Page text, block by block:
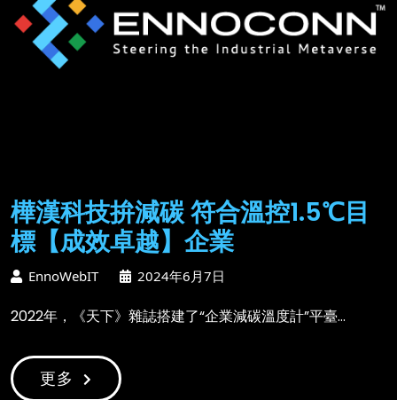
樺漢科技拚減碳 符合溫控1.5℃目
標【成效卓越】企業
EnnoWebIT 2024年6月7日
2022年，《天下》雜誌搭建了“企業減碳溫度計”平臺...
更多